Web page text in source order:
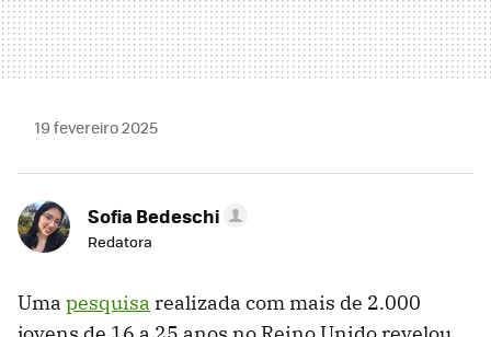
19 fevereiro 2025
Sofia Bedeschi
Redatora
Uma pesquisa realizada com mais de 2.000